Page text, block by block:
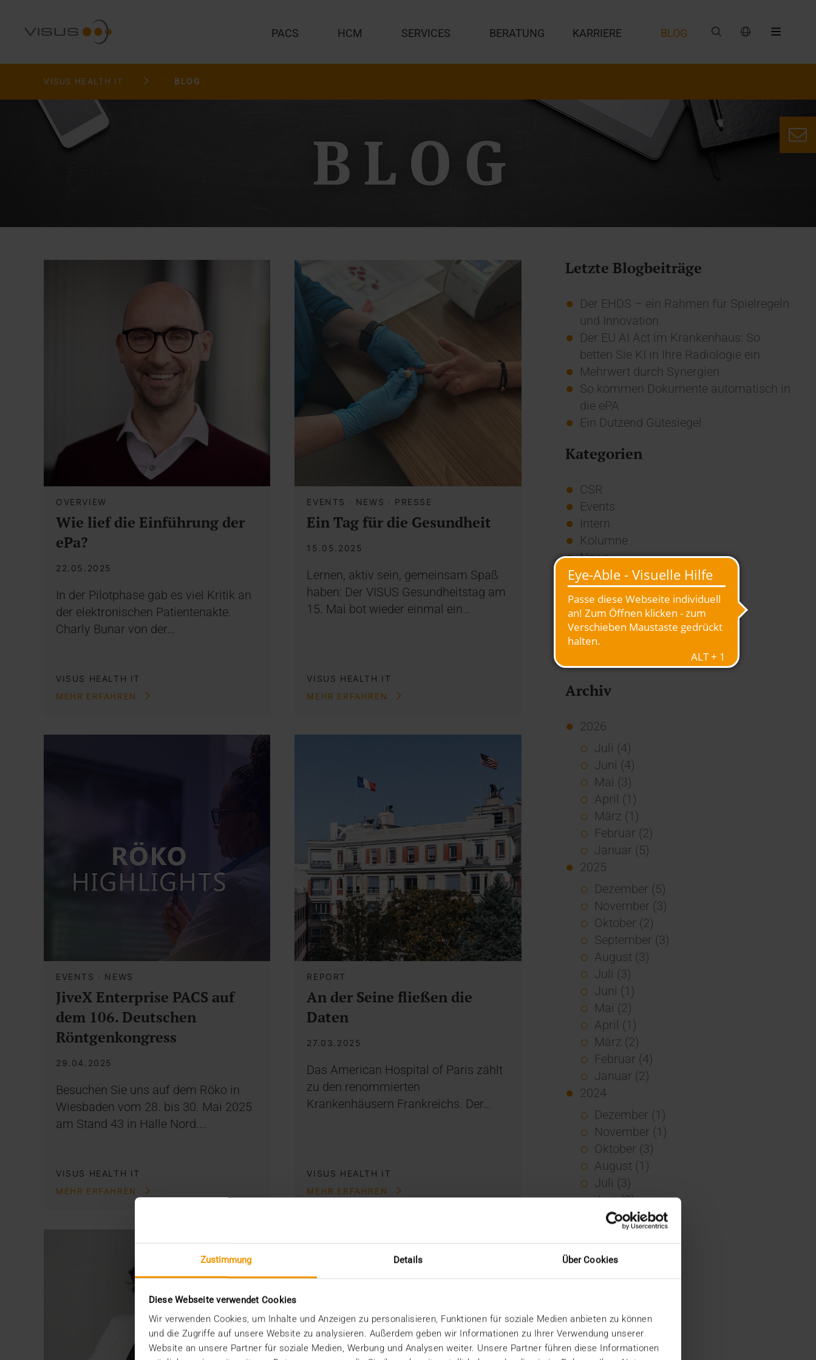
Zustimmung Details Über Cookies
Diese Webseite verwendet Cookies
Wir verwenden Cookies, um Inhalte und Anzeigen zu personalisieren, Funktionen für soziale Medien anbieten zu können
und die Zugriffe auf unsere Website zu analysieren. Außerdem geben wir Informationen zu Ihrer Verwendung unserer
Website an unsere Partner für soziale Medien, Werbung und Analysen weiter. Unsere Partner führen diese Informationen
PACS HCM SERVICES BERATUNG KARRIERE BLOG
VISUS HEALTH IT BLOG
OVERVIEW
Wie lief die Einführung der
ePa?
22.05.2025
In der Pilotphase gab es viel Kritik an
der elektronischen Patientenakte.
Charly Bunar von der…
VISUS HEALTH IT
MEHR ERFAHREN
EVENTS · NEWS · PRESSE
Ein Tag für die Gesundheit
15.05.2025
Lernen, aktiv sein, gemeinsam Spaß
haben: Der VISUS Gesundheitstag am
15. Mai bot wieder einmal ein…
VISUS HEALTH IT
MEHR ERFAHREN
EVENTS · NEWS
JiveX Enterprise PACS auf
dem 106. Deutschen
Röntgenkongress
29.04.2025
Besuchen Sie uns auf dem Röko in
Wiesbaden vom 28. bis 30. Mai 2025
am Stand 43 in Halle Nord.…
VISUS HEALTH IT
MEHR ERFAHREN
REPORT
An der Seine fließen die
Daten
27.03.2025
Das American Hospital of Paris zählt
zu den renommierten
Krankenhäusern Frankreichs. Der…
VISUS HEALTH IT
MEHR ERFAHREN
Letzte Blogbeiträge
Der EHDS – ein Rahmen für Spielregeln
und Innovation
Der EU AI Act im Krankenhaus: So
betten Sie KI in Ihre Radiologie ein
Mehrwert durch Synergien
So kommen Dokumente automatisch in
die ePA
Ein Dutzend Gütesiegel
Kategorien
CSR
Events
Intern
Kolumne
News
Overview
Presse
Report
Standard Echo
Stories
Archiv
2026
Juli (4)
Juni (4)
Mai (3)
April (1)
März (1)
Februar (2)
Januar (5)
2025
Dezember (5)
November (3)
Oktober (2)
September (3)
August (3)
Juli (3)
Juni (1)
Mai (2)
April (1)
März (2)
Februar (4)
Januar (2)
2024
Dezember (1)
November (1)
Oktober (3)
August (1)
Juli (3)
Juni (3)
Mai (7)
April (4)
Februar (3)
Dezember (5)
November (6)